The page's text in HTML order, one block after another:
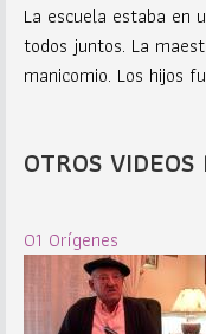
La escuela estaba en
todos juntos. La
manicomio. Los hijos
OTROS
01 Orígenes